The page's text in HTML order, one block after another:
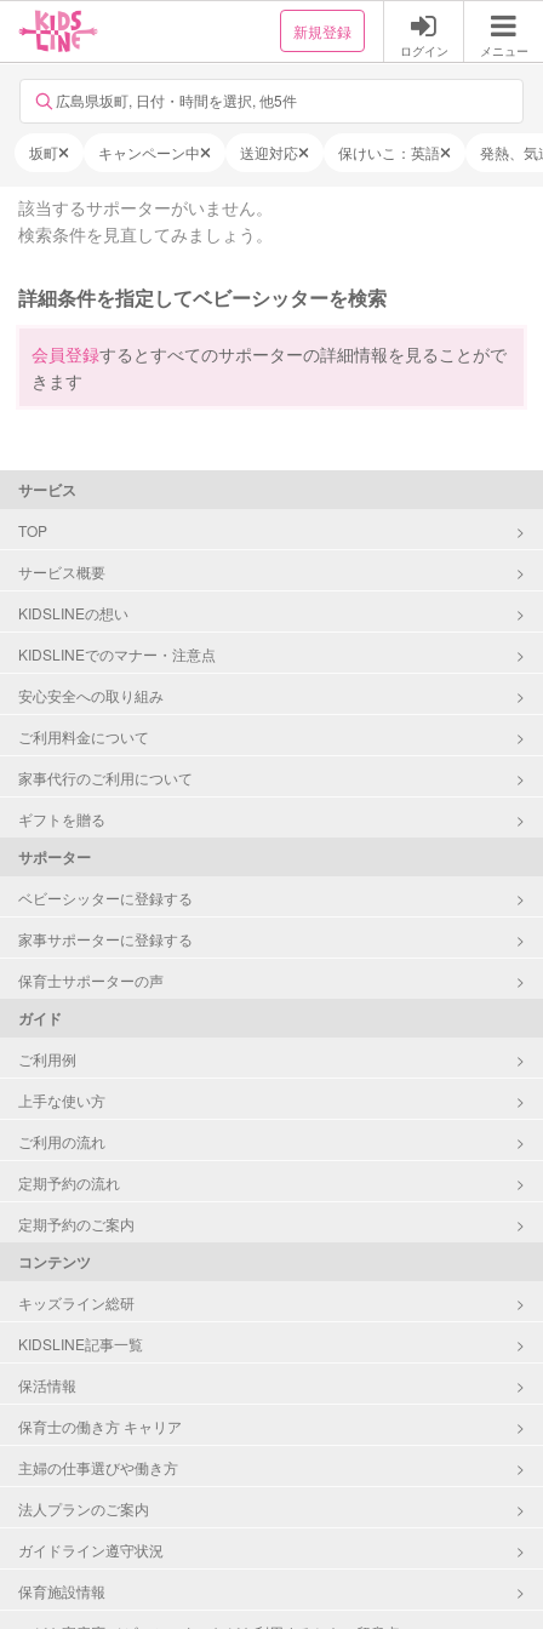
新規登録
ログイン メニュー
広島県坂町, 日付・時間を選択, 他5件
坂町 キャンペーン中 送迎対応 保けいこ：英語 発熱、気
該当するサポーターがいません。
検索条件を見直してみましょう。
詳細条件を指定してベビーシッターを検索
会員登録するとすべてのサポーターの詳細情報を見ることがで
きます
サービス
TOP
サービス概要
KIDSLINEの想い
KIDSLINEでのマナー・注意点
安心安全への取り組み
ご利用料金について
家事代行のご利用について
ギフトを贈る
サポーター
ベビーシッターに登録する
家事サポーターに登録する
保育士サポーターの声
ガイド
ご利用例
上手な使い方
ご利用の流れ
定期予約の流れ
定期予約のご案内
コンテンツ
キッズライン総研
KIDSLINE記事一覧
保活情報
保育士の働き方 キャリア
主婦の仕事選びや働き方
法人プランのご案内
ガイドライン遵守状況
保育施設情報